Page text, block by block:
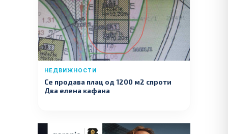
НЕДВИЖНОСТИ
Се продава плац од 1200 м2 спроти
Два елена кафана